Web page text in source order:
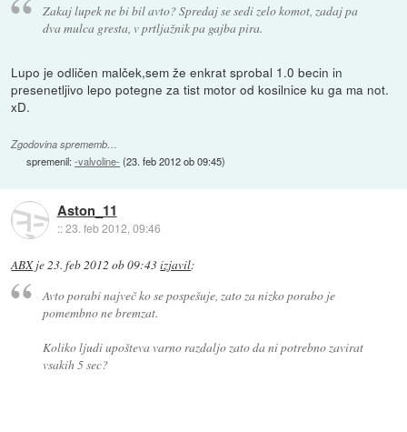
Zakaj lupek ne bi bil avto? Spredaj se sedi zelo komot, zadaj pa
dva mulca gresta, v prtljažnik pa gajba pira.
Lupo je odličen malček,sem že enkrat sprobal 1.0 becin in
presenetljivo lepo potegne za tist motor od kosilnice ku ga ma not.
xD.
Zgodovina sprememb…
spremenil:-valvoline- (23. feb 2012 ob 09:45)
Aston_11
::23. feb 2012, 09:46
ABXje23. feb 2012 ob 09:43izjavil:
Avto porabi največ ko se pospešuje, zato za nizko porabo je
pomembno ne bremzat.
Koliko ljudi upošteva varno razdaljo zato da ni potrebno zavirat
vsakih 5 sec?